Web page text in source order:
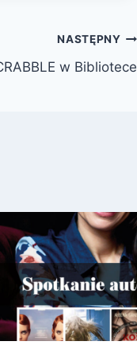
NASTĘPNY
w Bibliotece